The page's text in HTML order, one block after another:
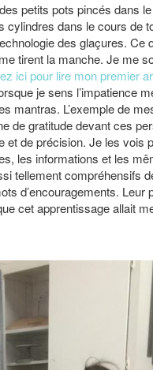
petits pots pincés dans
cylindres dans le cours de
des glaçures. Ce
tirent la manche. Je me
ici pour lire mon premier
je sens l’impatience
mantras. L’exemple de
de gratitude devant ces
et de précision. Je les vois
les informations et les
tellement compréhensifs
d’encouragements. Leur
cet apprentissage allait